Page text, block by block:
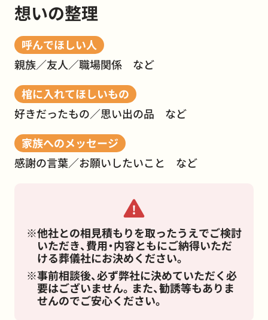
想いの整理
呼んでほしい人
親族／友人／職場関係 など
棺に入れてほしいもの
好きだったもの／思い出の品 など
家族へのメッセージ
感謝の言葉／お願いしたいこと など
他社との相見積もりを取ったうえでご検討
いただき、費用・内容ともにご納得いただ
ける葬儀社にお決めください。
事前相談後、必ず弊社に決めていただく必
要はございません。また、勧誘等もありま
せんのでご安心ください。